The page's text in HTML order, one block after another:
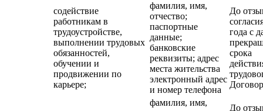
содействие
работникам в
трудоустройстве,
выполнении трудовых
обязанностей,
обучении и
продвижении по
карьере;
фамилия, имя,
отчество;
паспортные
данные;
банковские
реквизиты; адрес
места жительства
электронный адрес
и номер телефона
До
года с
срока
фамилия, имя,
До